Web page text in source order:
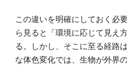
この違いを明確にしておく必
ら見ると「環境に応じて見え
る。しかし、そこに至る経路
な体色変化では、生物が外界